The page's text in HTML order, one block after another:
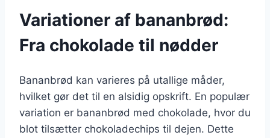
Variationer af bananbrød:
Fra chokolade til nødder
Bananbrød kan varieres på utallige måder,
hvilket gør det til en alsidig opskrift. En populær
variation er bananbrød med chokolade, hvor du
blot tilsætter chokoladechips til dejen. Dette